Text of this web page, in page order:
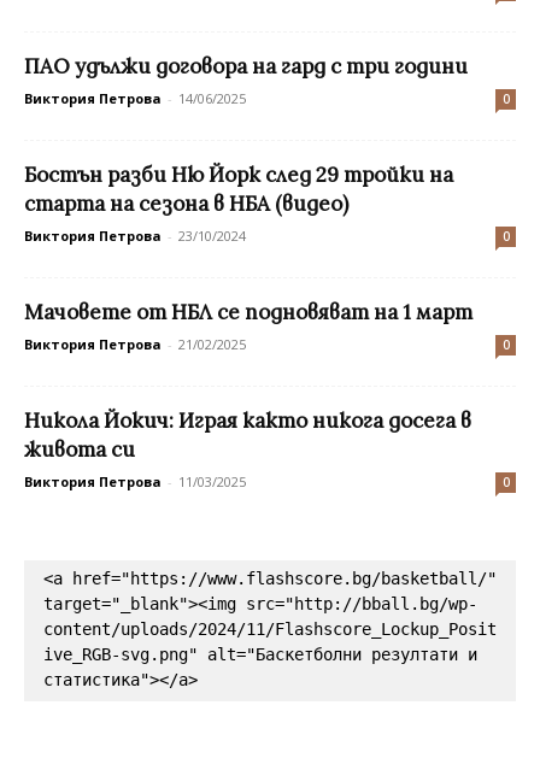
ПАО удължи договора на гард с три години
Виктория Петрова - 14/06/2025 0
Бостън разби Ню Йорк след 29 тройки на
старта на сезона в НБА (видео)
Виктория Петрова - 23/10/2024 0
Mачовете от НБЛ се подновяват на 1 март
Виктория Петрова - 21/02/2025 0
Никола Йокич: Играя както никога досега в
живота си
Виктория Петрова - 11/03/2025 0
<a href="https://www.flashscore.bg/basketball/"
target="_blank"><img src="http://bball.bg/wp-
content/uploads/2024/11/Flashscore_Lockup_Posit
ive_RGB-svg.png" alt="Баскетболни резултати и
статистика"></a>